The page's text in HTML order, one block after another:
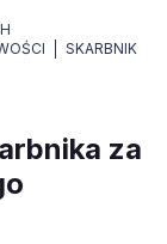
SKARBNIK
za